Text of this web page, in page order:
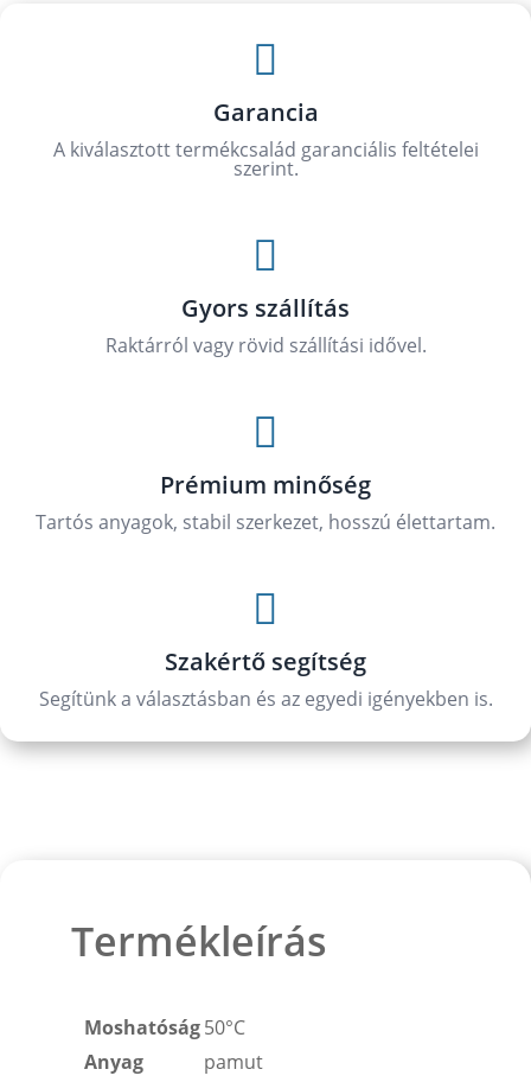

Garancia
A kiválasztott termékcsalád garanciális feltételei
szerint.

Gyors szállítás
Raktárról vagy rövid szállítási idővel.

Prémium minőség
Tartós anyagok, stabil szerkezet, hosszú élettartam.

Szakértő segítség
Segítünk a választásban és az egyedi igényekben is.
Termékleírás
Moshatóság50°C
Anyag
pamut